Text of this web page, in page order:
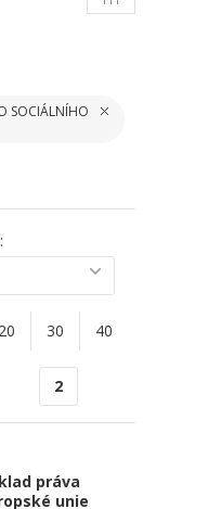
SOCIÁLNÍHO
20 30 40
2
práva
unie